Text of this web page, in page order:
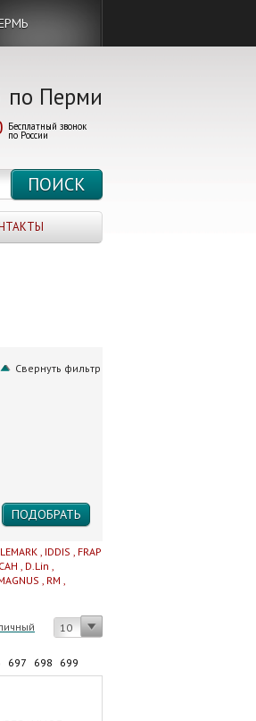
по Перми
Бесплатный звонок
по России
Свернуть фильтр
LEMARK , IDDIS , FRAP
, D.Lin ,
, RM ,
10
697 698
699